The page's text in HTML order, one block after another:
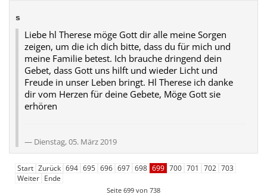
s
Liebe hl Therese möge Gott dir alle meine Sorgen
zeigen, um die ich dich bitte, dass du für mich und
meine Familie betest. Ich brauche dringend dein
Gebet, dass Gott uns hilft und wieder Licht und
Freude in unser Leben bringt. Hl Therese ich danke
dir vom Herzen für deine Gebete, Möge Gott sie
erhören
Dienstag, 05. März 2019
Start Zurück 694 695 696 697 698 699 700 701 702 703
Weiter Ende
Seite 699 von 738